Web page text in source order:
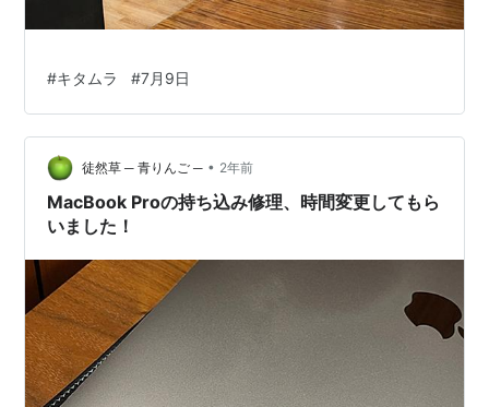
#キタムラ #7月9日
徒然草 ─ 青りんご ─ • 2年前
MacBook Proの持ち込み修理、時間変更してもら
いました！